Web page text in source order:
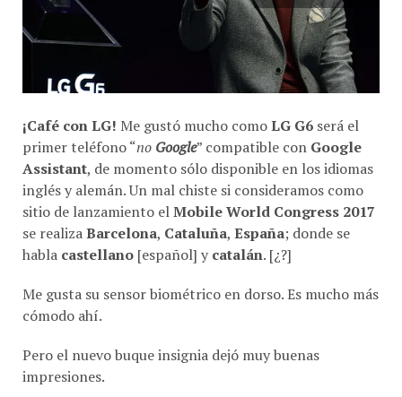
¡Café con LG! Me gustó mucho comoLG G6 será el
primer teléfono “no Google” compatible con Google
Assistant, de momento sólo disponible en los idiomas
inglés y alemán. Un mal chiste si consideramos como
sitio de lanzamiento el Mobile World Congress 2017
se realiza Barcelona, Cataluña, España; donde se
habla castellano [español] y catalán. [¿?]
Me gusta su sensor biométrico en dorso. Es mucho más
cómodo ahí.
Pero el nuevo buque insignia dejó muy buenas
impresiones.